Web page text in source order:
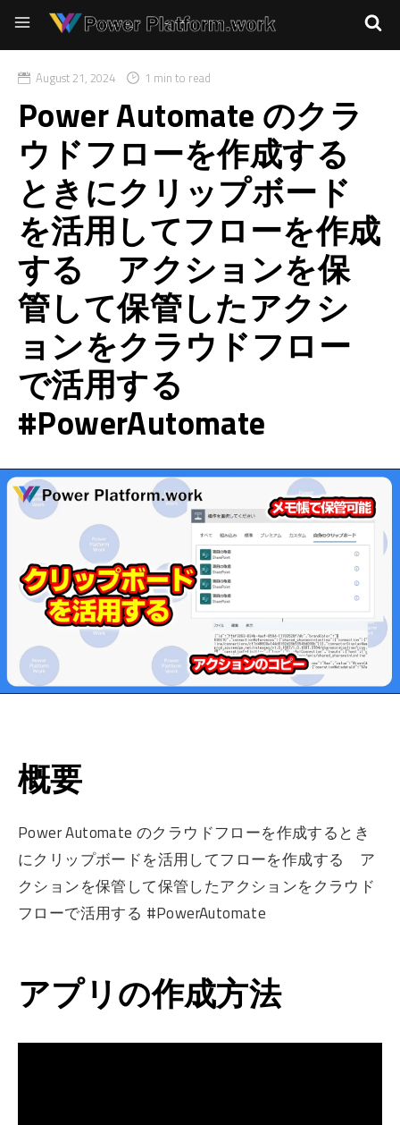
August 21, 2024 1 min to read
Power Automate のクラ
ウドフローを作成する
ときにクリップボード
を活用してフローを作成
する アクションを保
管して保管したアクシ
ョンをクラウドフロー
で活用する
#PowerAutomate
概要
Power Automate のクラウドフローを作成するとき
にクリップボードを活用してフローを作成する ア
クションを保管して保管したアクションをクラウド
フローで活用する #PowerAutomate
アプリの作成方法